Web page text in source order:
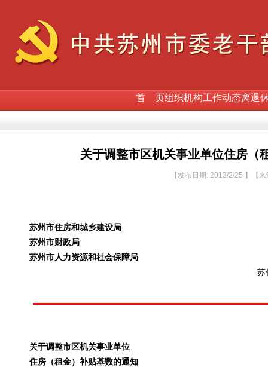
首 页组织机构工作动态离退
关于调整市区机关事业单位住房（
【发布日期: 2013/2/25 】【
苏州市住房和城乡建设局
苏州市财政局
苏州市人力资源和社会保障局
苏
关于调整市区机关事业单位
住房（租金）补贴基数的通知